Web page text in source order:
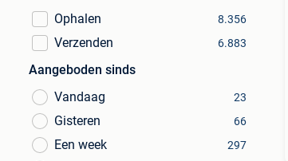
Ophalen
8.356
Verzenden 6.883
Aangeboden sinds
Vandaag
23
Gisteren 66
Een week 297